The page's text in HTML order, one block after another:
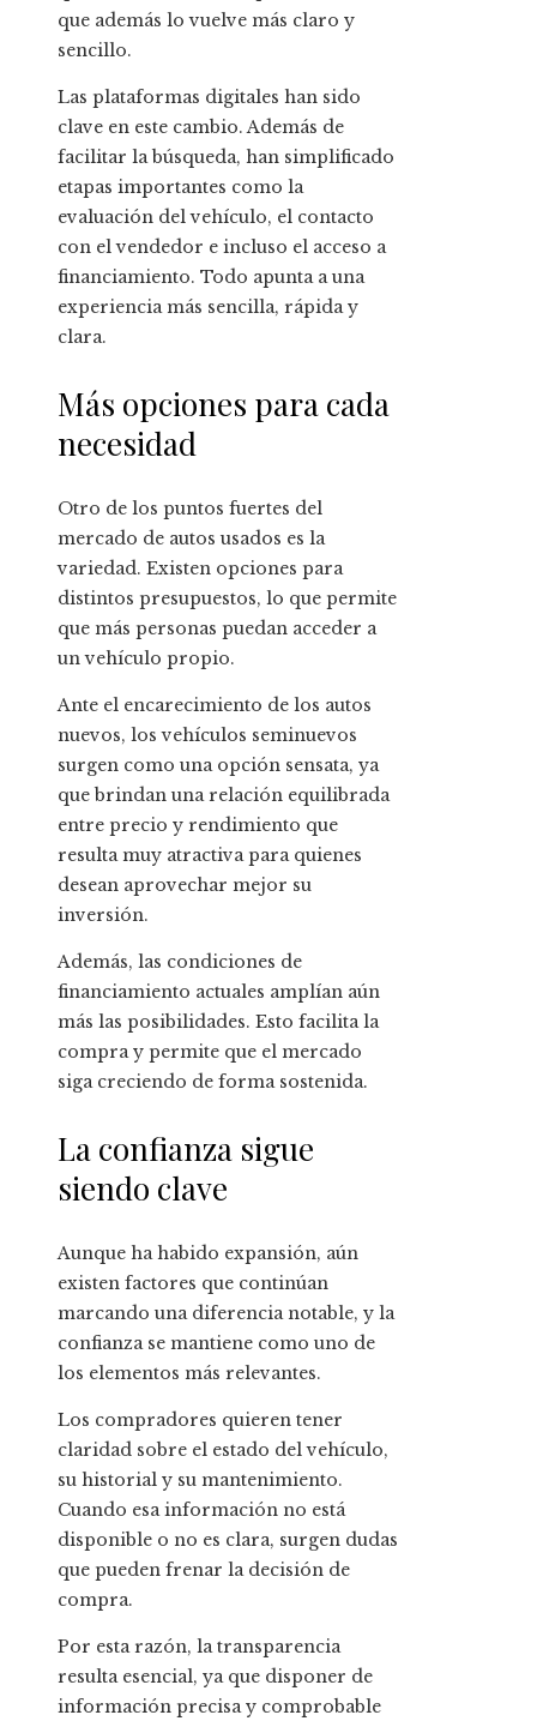
que además lo vuelve más claro y
sencillo.
Las plataformas digitales han sido
clave en este cambio. Además de
facilitar la búsqueda, han simplificado
etapas importantes como la
evaluación del vehículo, el contacto
con el vendedor e incluso el acceso a
financiamiento. Todo apunta a una
experiencia más sencilla, rápida y
clara.
Más opciones para cada
necesidad
Otro de los puntos fuertes del
mercado de autos usados es la
variedad. Existen opciones para
distintos presupuestos, lo que permite
que más personas puedan acceder a
un vehículo propio.
Ante el encarecimiento de los autos
nuevos, los vehículos seminuevos
surgen como una opción sensata, ya
que brindan una relación equilibrada
entre precio y rendimiento que
resulta muy atractiva para quienes
desean aprovechar mejor su
inversión.
Además, las condiciones de
financiamiento actuales amplían aún
más las posibilidades. Esto facilita la
compra y permite que el mercado
siga creciendo de forma sostenida.
La confianza sigue
siendo clave
Aunque ha habido expansión, aún
existen factores que continúan
marcando una diferencia notable, y la
confianza se mantiene como uno de
los elementos más relevantes.
Los compradores quieren tener
claridad sobre el estado del vehículo,
su historial y su mantenimiento.
Cuando esa información no está
disponible o no es clara, surgen dudas
que pueden frenar la decisión de
compra.
Por esta razón, la transparencia
resulta esencial, ya que disponer de
información precisa y comprobable